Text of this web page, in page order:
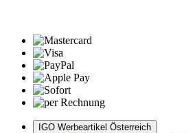
IGO Werbeartikel Österreich